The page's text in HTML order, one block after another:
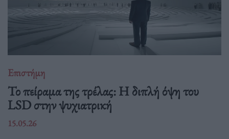
Επιστήμη
Το πείραμα της τρέλας: Η διπλή όψη του
LSD στην ψυχιατρική
15.05.26